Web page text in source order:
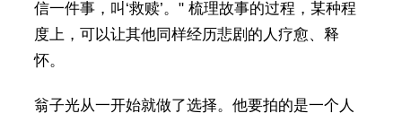
信一件事，叫‘救赎’。" 梳理故事的过程，某种程
度上，可以让其他同样经历悲剧的人疗愈、释
怀。
翁子光从一开始就做了选择。他要拍的是一个人